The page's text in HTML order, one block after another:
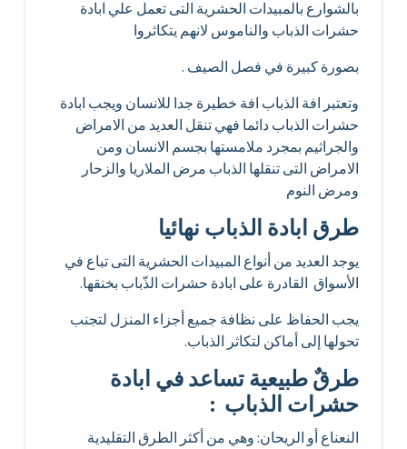
بالشوارع بالمبيدات الحشرية التى تعمل علي ابادة
حشرات الذباب والناموس لانهم يتكاثروا
بصورة كبيرة في فصل الصيف .
وتعتبر افة الذباب افة خطيرة جدا للانسان ويجب ابادة
حشرات الذباب دائما فهي تنقل العديد من الامراض
والجراثيم بمجرد ملامستها بجسم الانسان ومن
الامراض التى تنقلها الذباب مرض الملاريا والزحار
ومرض النوم
طرق ابادة الذباب نهائيا
يوجد العديد من أنواع المبيدات الحشرية التى تباع في
الأسواق القادرة على ابادة حشرات الذّباب بخنقها.
يجب الحفاظ على نظافة جميع أجزاء المنزل لتجنب
تحولها إلى أماكن لتكاثر الذباب.
طرقٌ طبيعية تساعد في ابادة
حشرات الذباب :
النعناع أو الريحان: وهي من أكثر الطرق التقليدية